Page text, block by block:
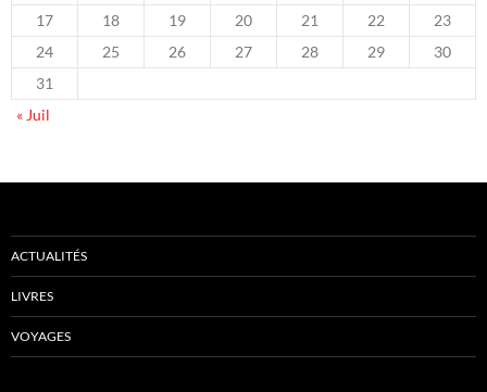
17
18 19 20 21 22
23
24
25 26 27 28 29
30
31
« Juil
ACTUALITÉS
LIVRES
VOYAGES